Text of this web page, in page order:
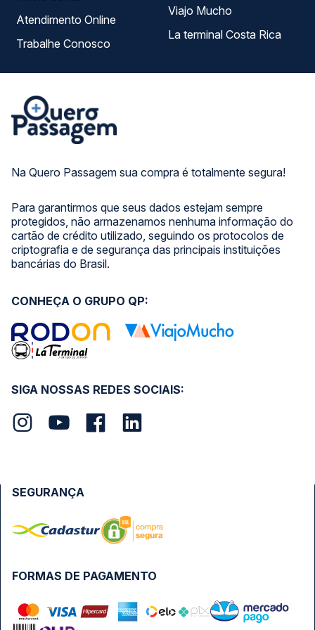
Na Quero Passagem sua compra é totalmente segura!
Para garantirmos que seus dados estejam sempre
protegidos, não armazenamos nenhuma informação do
cartão de crédito utilizado, seguindo os protocolos de
criptografia e de segurança das principais instituições
bancárias do Brasil.
Atendimento Online
Trabalhe Conosco
Viajo Mucho
La terminal Costa Rica
SIGA NOSSAS REDES SOCIAIS:
CONHEÇA O GRUPO QP:
FORMAS DE PAGAMENTO
SEGURANÇA